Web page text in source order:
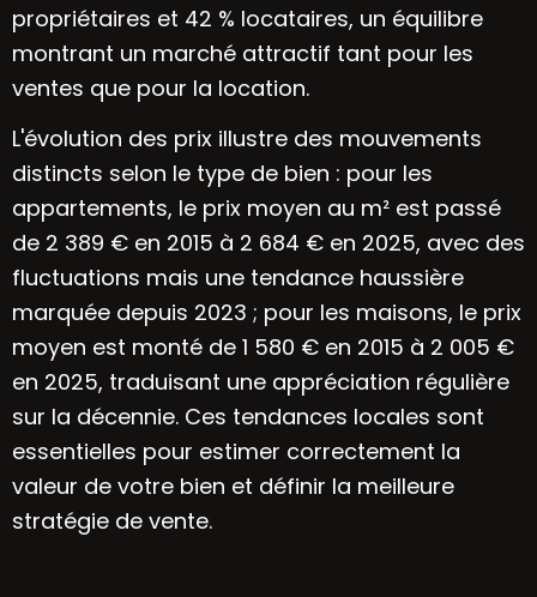
propriétaires et 42 % locataires, un équilibre
montrant un marché attractif tant pour les
ventes que pour la location.
L'évolution des prix illustre des mouvements
distincts selon le type de bien : pour les
appartements, le prix moyen au m² est passé
de 2 389 € en 2015 à 2 684 € en 2025, avec des
fluctuations mais une tendance haussière
marquée depuis 2023 ; pour les maisons, le prix
moyen est monté de 1 580 € en 2015 à 2 005 €
en 2025, traduisant une appréciation régulière
sur la décennie. Ces tendances locales sont
essentielles pour estimer correctement la
valeur de votre bien et définir la meilleure
stratégie de vente.